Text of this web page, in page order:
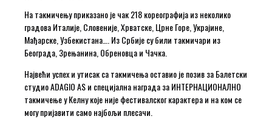
На такмичењу приказано је чак 218 кореографија из неколико
градова Италије, Словеније, Хрватске, Црне Горе, Украјине,
Мађарске, Узбекистана…. Из Србије су били такмичари из
Београда, Зрењанина, Обреновца и Чачка.
Највећи успех и утисак са такмичења оставио је позив за Балетски
студио ADAGIO AS и специјална награда за ИНТЕРНАЦИОНАЛНО
такмичење у Келну које није фестивалског карактера и на ком се
могу пријавити само најбољи плесачи.